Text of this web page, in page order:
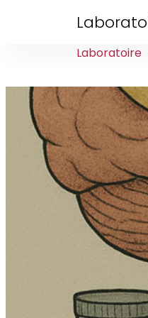
Laboratoire